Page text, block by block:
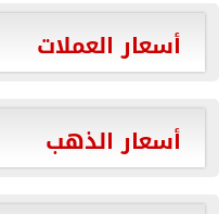
أسعار العملات
أسعار الذهب